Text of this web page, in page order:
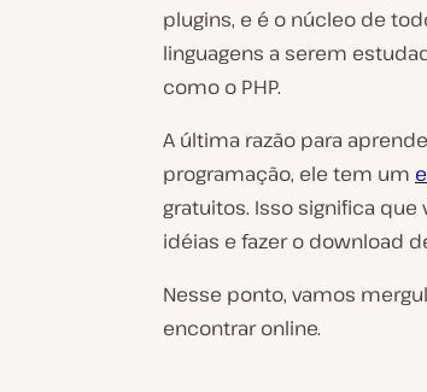
plugins, e é o núcleo de todo
linguagens a serem
como o PHP.
A última razão para
programação, ele tem um
gratuitos. Isso significa
idéias e fazer o download
Nesse ponto, vamos
encontrar online.